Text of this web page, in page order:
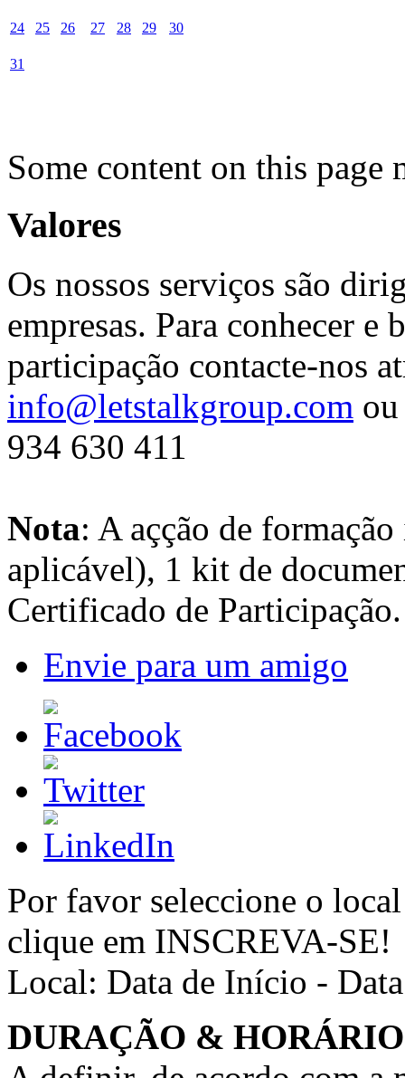
24 25 26 27 28 29 30
31
Some content on this page
Valores
Os nossos serviços são
empresas. Para conhecer e
participação contacte-nos
info@letstalkgroup.com
934 630 411
Nota: A açção de
aplicável), 1 kit de
Certificado de Participação.
Envie para um amigo
Por favor seleccione o
clique em INSCREVA-SE!
Local: Data de Início -
DURAÇÃO & HORÁRIO